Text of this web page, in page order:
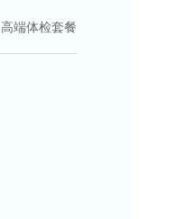
高端体检套餐